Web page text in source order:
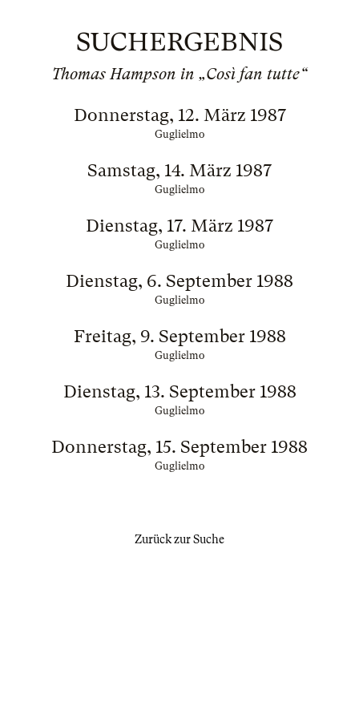
SUCHERGEBNIS
Thomas Hampson in „Così fan tutte“
Donnerstag, 12. März 1987
Guglielmo
Samstag, 14. März 1987
Guglielmo
Dienstag, 17. März 1987
Guglielmo
Dienstag, 6. September 1988
Guglielmo
Freitag, 9. September 1988
Guglielmo
Dienstag, 13. September 1988
Guglielmo
Donnerstag, 15. September 1988
Guglielmo
Zurück zur Suche